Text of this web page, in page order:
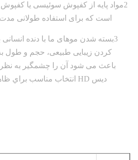
2مواد پایه از کفپوش سوئیسی یا
است که برای استفاده طولانی
3بسته شدن موهای ما با دنده انسانی
کردن زیبایی طبیعی، حجم و طول
باعث می شود آن را چشمگیر به نظر
ديس HD انتخاب مناسب براي ظاهر بي نقص و زيباست.